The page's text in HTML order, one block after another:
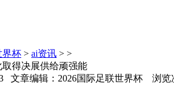
界杯 > ai资讯 > >
得决展供给顽强能
文章编辑：2026国际足联世界杯 浏览